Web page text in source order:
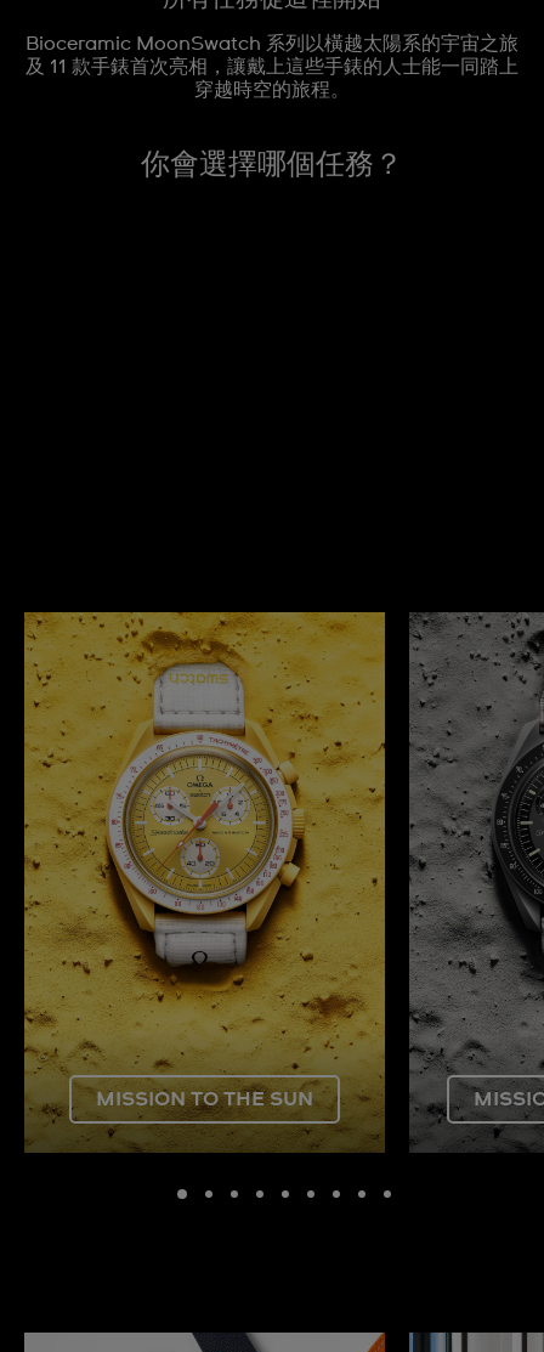
Bioceramic MoonSwatch 系列以橫越太陽系的宇宙之旅
及 11 款手錶首次亮相，讓戴上這些手錶的人士能一同踏上
穿越時空的旅程。
你會選擇哪個任務？
MISSION TO THE SUN